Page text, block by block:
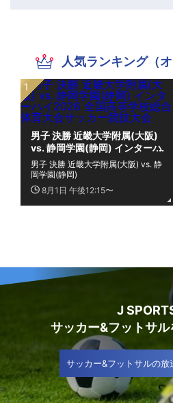
人気ランキング（
男子 決勝 近畿大学附属(大阪)
vs. 静岡学園(静岡) インターハ
イ2026 全国高等学校総合体
育大会サッカー競技大会
8月1日 午後12:15〜
男子 決勝 近畿大学附属(大阪) vs. 静
岡学園(静岡)
J
サッカー&フットサル
サッカー&フットサルの放